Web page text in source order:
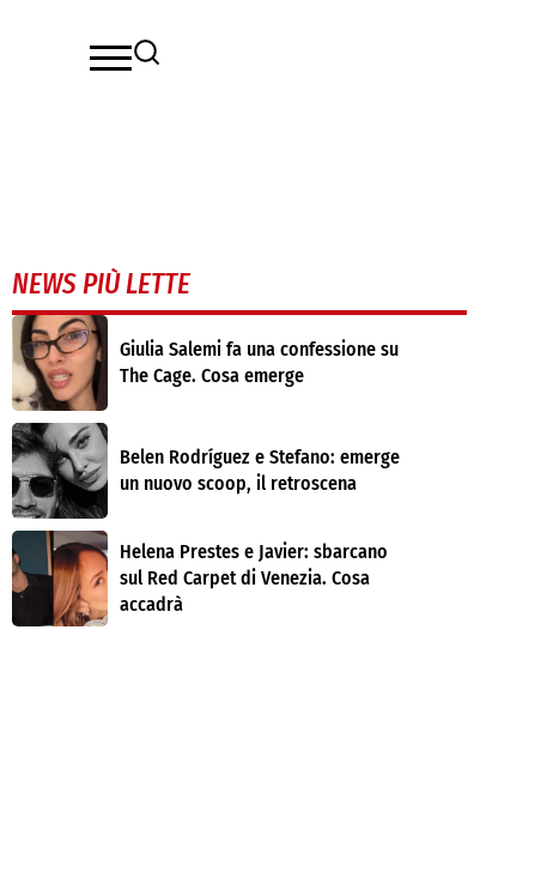
NEWS PIÙ LETTE
Giulia Salemi fa una confessione su
The Cage. Cosa emerge
Belen Rodríguez e Stefano: emerge
un nuovo scoop, il retroscena
Helena Prestes e Javier: sbarcano
sul Red Carpet di Venezia. Cosa
accadrà